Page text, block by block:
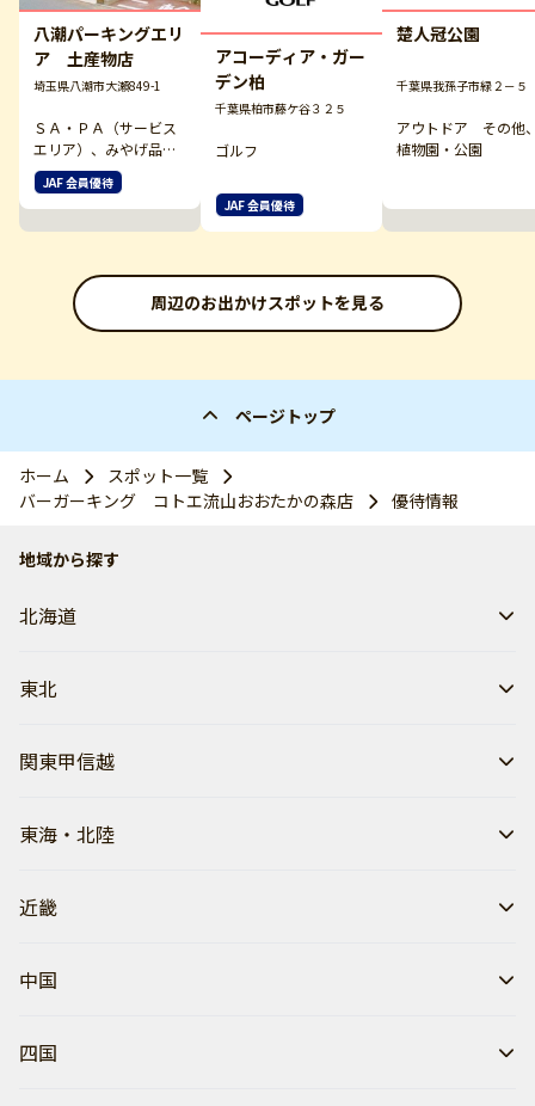
八潮パーキングエリ
ア 土産物店
埼玉県八潮市大瀬849-1
ＳＡ・ＰＡ（サービス
エリア）、みやげ品販
売
JAF 会員優待
アコーディア・ガー
デン柏
千葉県柏市藤ケ谷３２５
ゴルフ
JAF 会員優待
楚人冠公園
千葉県我孫子市緑２－５
アウトドア その他
植物園・公園
周辺のお出かけスポットを見る
ページトップ
ホーム
スポット一覧
バーガーキング コトエ流山おおたかの森店
優待情報
地域から探す
北海道
東北
関東甲信越
東海・北陸
近畿
中国
四国